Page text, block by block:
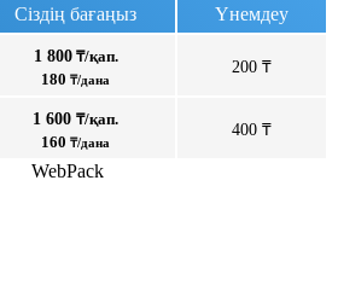
Сіздің бағаңыз Үнемдеу
1 800₸/қап.
180 ₸/дана
200 ₸
1 600 ₸/қап.
160 ₸/дана
400 ₸
WebPack